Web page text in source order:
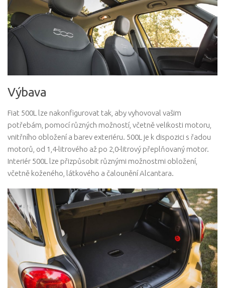
Výbava
Fiat 500L lze nakonfigurovat tak, aby vyhovoval vašim
potřebám, pomocí různých možností, včetně velikosti motoru,
vnitřního obložení a barev exteriéru. 500L je k dispozici s řadou
motorů, od 1,4-litrového až po 2,0-litrový přeplňovaný motor.
Interiér 500L lze přizpůsobit různými možnostmi obložení,
včetně koženého, ​​látkového a čalounění Alcantara.